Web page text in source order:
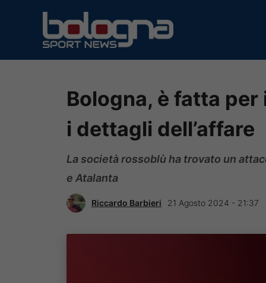
contenuto
Bologna, è fatta
i dettagli dell’affare
La società rossoblù ha trovato un
e Atalanta
Riccardo Barbieri 21 Agosto 2024 - 21:37